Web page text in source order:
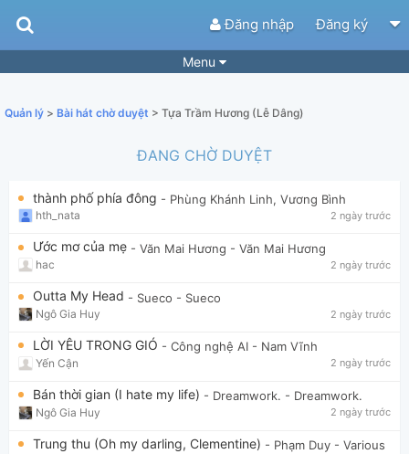
Đăng nhập Đăng ký
Menu
Tìm theo hợp âm Tải ứng dụng
Yêu cầu hợp âm
Tắt quảng cáo
Quản lý > Bài hát chờ duyệt > Tựa Trầm Hương (Lễ Dâng)
ĐANG CHỜ DUYỆT
thành phố phía đông - Phùng Khánh Linh, Vương Bình
hth_nata 2 ngày trước
Ước mơ của mẹ - Văn Mai Hương - Văn Mai Hương
hac 2 ngày trước
Outta My Head - Sueco - Sueco
Ngô Gia Huy 2 ngày trước
LỜI YÊU TRONG GIÓ - Công nghệ AI - Nam Vĩnh
Yến Cận 2 ngày trước
Bán thời gian (I hate my life) - Dreamwork. - Dreamwork.
Ngô Gia Huy 2 ngày trước
Trung thu (Oh my darling, Clementine) - Phạm Duy - Various